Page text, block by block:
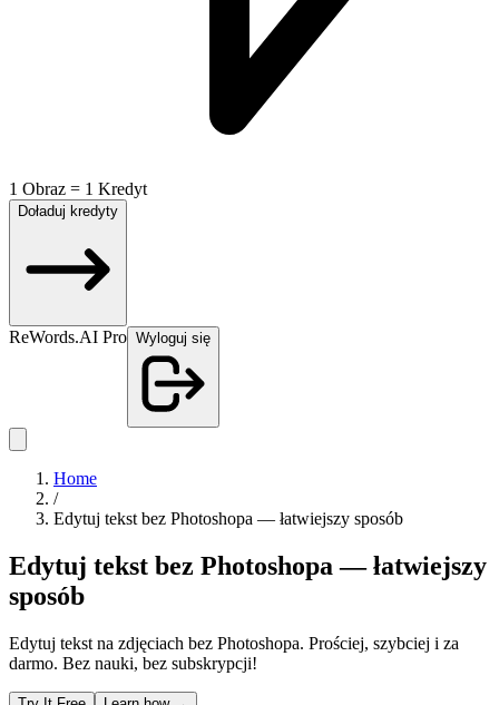
1 Obraz = 1 Kredyt
Doładuj kredyty
ReWords.AI Pro Wyloguj się
Home
/
Edytuj tekst bez Photoshopa — łatwiejszy sposób
Edytuj tekst bez Photoshopa — łatwiejszy
sposób
Edytuj tekst na zdjęciach bez Photoshopa. Prościej, szybciej i za
darmo. Bez nauki, bez subskrypcji!